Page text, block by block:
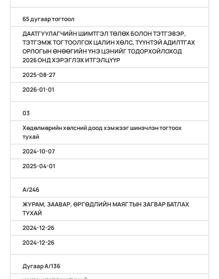
65 дугаар тогтоол
ДААТГУУЛАГЧИЙН ШИМТГЭЛ ТӨЛӨХ БОЛОН ТЭТГЭВЭР,
ТЭТГЭМЖ ТОГТООЛГОХ ЦАЛИН ХӨЛС, ТҮҮНТЭЙ АДИЛТГАХ
ОРЛОГЫН ӨНӨӨГИЙН ҮНЭ ЦЭНИЙГ ТОДОРХОЙЛОХОД
2026 ОНД ХЭРЭГЛЭХ ИТГЭЛЦҮҮР
2025-08-27
2026-01-01
03
Хөдөлмөрийн хөлсний доод хэмжээг шинэчлэн тогтоох
тухай
2024-10-07
2025-04-01
A/246
ЖУРАМ, ЗААВАР, ӨРГӨДЛИЙН МАЯГТЫН ЗАГВАР БАТЛАХ
ТУХАЙ
2024-12-26
2024-12-26
Дугаар А/136